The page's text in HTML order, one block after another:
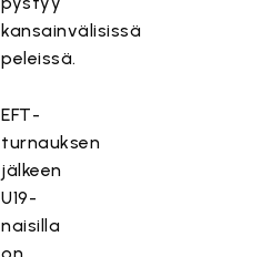
kansainvälisissä
peleissä.
EFT-
turnauksen
jälkeen
U19-
naisilla